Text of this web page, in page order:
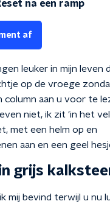
na een ramp
af
leuker in mijn leven
op de vroege
column aan u voor te
niet, ik zit 'in het
met een helm op en
aan en een geel
grijs
mij bevind terwijl u nu